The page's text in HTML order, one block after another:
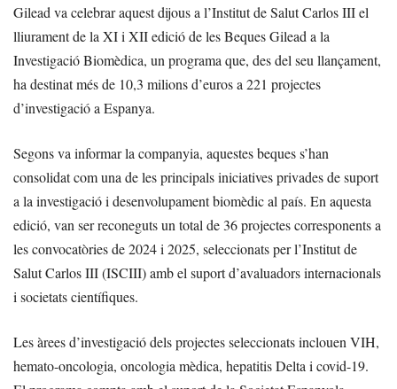
Gilead va celebrar aquest dijous a l’Institut de Salut Carlos III el
lliurament de la XI i XII edició de les Beques Gilead a la
Investigació Biomèdica, un programa que, des del seu llançament,
ha destinat més de 10,3 milions d’euros a 221 projectes
d’investigació a Espanya.
Segons va informar la companyia, aquestes beques s’han
consolidat com una de les principals iniciatives privades de suport
a la investigació i desenvolupament biomèdic al país. En aquesta
edició, van ser reconeguts un total de 36 projectes corresponents a
les convocatòries de 2024 i 2025, seleccionats per l’Institut de
Salut Carlos III (ISCIII) amb el suport d’avaluadors internacionals
i societats científiques.
Les àrees d’investigació dels projectes seleccionats inclouen VIH,
hemato-oncologia, oncologia mèdica, hepatitis Delta i covid-19.